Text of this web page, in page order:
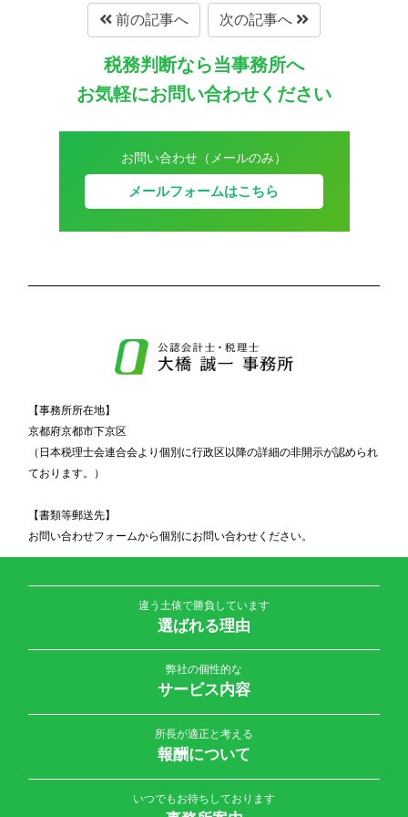
前の記事へ 次の記事へ
税務判断なら当事務所へ
お気軽にお問い合わせください
お問い合わせ（メールのみ）
メールフォームはこちら
【事務所所在地】
京都府京都市下京区
（日本税理士会連合会より個別に行政区以降の詳細の非開示が認められ
ております。）
【書類等郵送先】
お問い合わせフォームから個別にお問い合わせください。
違う土俵で勝負しています
選ばれる理由
弊社の個性的な
サービス内容
所長が適正と考える
報酬について
いつでもお待ちしております